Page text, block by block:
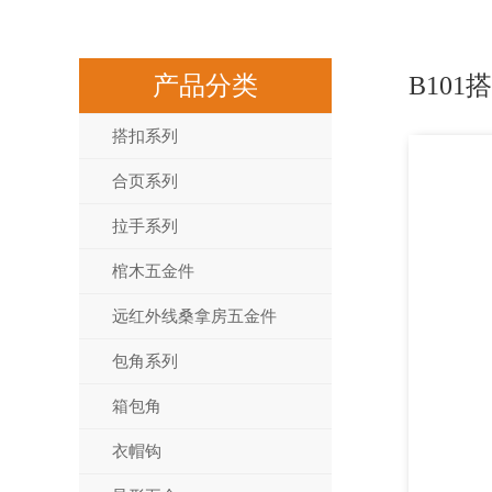
产品分类
搭扣系列
合页系列
拉手系列
棺木五金件
远红外线桑拿房五金件
包角系列
箱包角
衣帽钩
B101